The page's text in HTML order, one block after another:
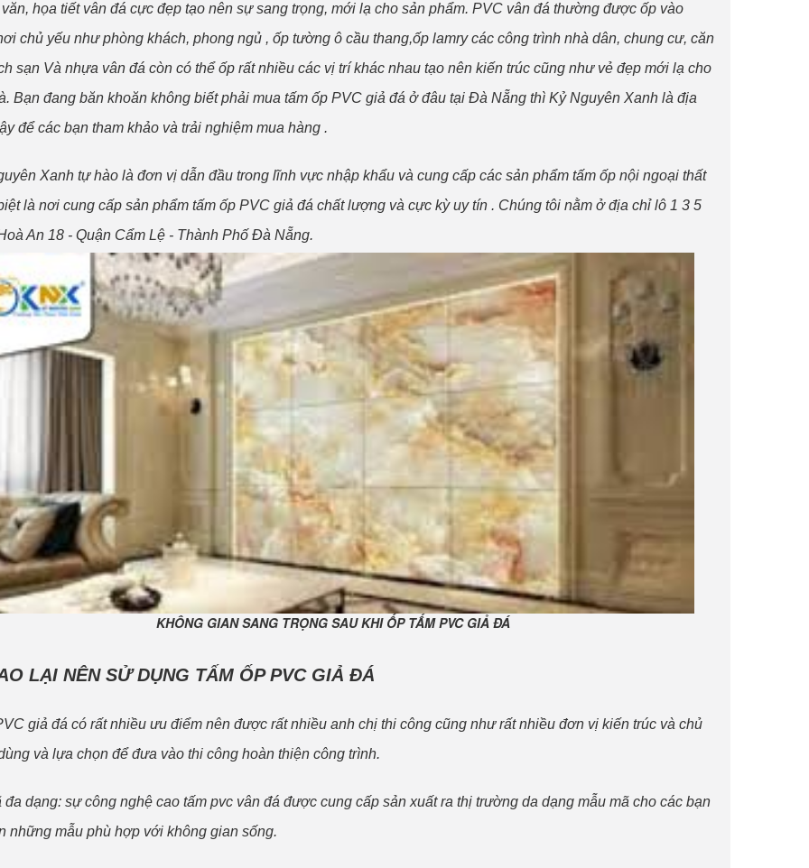
họa tiết vân đá cực đẹp tạo nên sự sang trọng, mới lạ cho sản phẩm. PVC vân đá thường được ốp vào
chủ yếu như phòng khách, phong ngủ , ốp tường ô cầu thang,ốp lamry các công trình nhà dân, chung cư, căn
sạn Và nhựa vân đá còn có thể ốp rất nhiều các vị trí khác nhau tạo nên kiến trúc cũng như vẻ đẹp mới lạ cho
Bạn đang băn khoăn không biết phải mua tấm ốp PVC giả đá ở đâu tại Đà Nẵng thì Kỷ Nguyên Xanh là địa
để các bạn tham khảo và trải nghiệm mua hàng .
Xanh tự hào là đơn vị dẫn đầu trong lĩnh vực nhập khẩu và cung cấp các sản phẩm tấm ốp nội ngoại thất
là nơi cung cấp sản phẩm tấm ốp PVC giả đá chất lượng và cực kỳ uy tín . Chúng tôi nằm ở địa chỉ lô 1 3 5
An 18 - Quận Cẩm Lệ - Thành Phố Đà Nẵng.
KHÔNG GIAN SANG TRỌNG SAU KHI ỐP TẤM PVC GIẢ ĐÁ
LẠI NÊN SỬ DỤNG TẤM ỐP PVC GIẢ ĐÁ
giả đá có rất nhiều ưu điểm nên được rất nhiều anh chị thi công cũng như rất nhiều đơn vị kiến trúc và chủ
và lựa chọn để đưa vào thi công hoàn thiện công trình.
đa dạng: sự công nghệ cao tấm pvc vân đá được cung cấp sản xuất ra thị trường da dạng mẫu mã cho các bạn
những mẫu phù hợp với không gian sống.